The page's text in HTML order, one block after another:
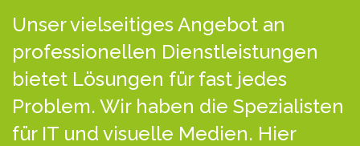
Unser vielseitiges Angebot an
professionellen Dienstleistungen
bietet Lösungen für fast jedes
Problem. Wir haben die Spezialisten
für IT und visuelle Medien. Hier